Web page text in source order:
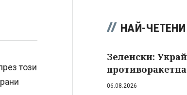
този
НАЙ-ЧЕТЕНИ
Зеленски:
06.08.2026